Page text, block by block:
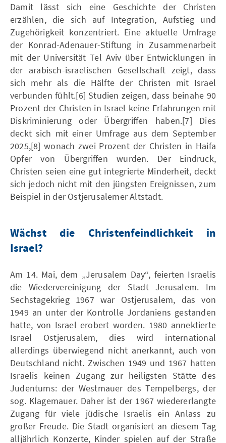
Damit lässt sich eine Geschichte der Christen
erzählen, die sich auf Integration, Aufstieg und
Zugehörigkeit konzentriert. Eine aktuelle Umfrage
der Konrad-Adenauer-Stiftung in Zusammenarbeit
mit der Universität Tel Aviv über Entwicklungen in
der arabisch-israelischen Gesellschaft zeigt, dass
sich mehr als die Hälfte der Christen mit Israel
verbunden fühlt.[6] Studien zeigen, dass beinahe 90
Prozent der Christen in Israel keine Erfahrungen mit
Diskriminierung oder Übergriffen haben.[7] Dies
deckt sich mit einer Umfrage aus dem September
2025,[8] wonach zwei Prozent der Christen in Haifa
Opfer von Übergriffen wurden. Der Eindruck,
Christen seien eine gut integrierte Minderheit, deckt
sich jedoch nicht mit den jüngsten Ereignissen, zum
Beispiel in der Ostjerusalemer Altstadt.
Wächst die Christenfeindlichkeit in
Israel?
Am 14. Mai, dem „Jerusalem Day“, feierten Israelis
die Wiedervereinigung der Stadt Jerusalem. Im
Sechstagekrieg 1967 war Ostjerusalem, das von
1949 an unter der Kontrolle Jordaniens gestanden
hatte, von Israel erobert worden. 1980 annektierte
Israel Ostjerusalem, dies wird international
allerdings überwiegend nicht anerkannt, auch von
Deutschland nicht. Zwischen 1949 und 1967 hatten
Israelis keinen Zugang zur heiligsten Stätte des
Judentums: der Westmauer des Tempelbergs, der
sog. Klagemauer. Daher ist der 1967 wiedererlangte
Zugang für viele jüdische Israelis ein Anlass zu
großer Freude. Die Stadt organisiert an diesem Tag
alljährlich Konzerte, Kinder spielen auf der Straße